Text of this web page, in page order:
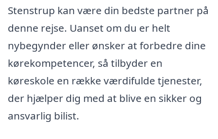
Stenstrup kan være din bedste partner på
denne rejse. Uanset om du er helt
nybegynder eller ønsker at forbedre dine
kørekompetencer, så tilbyder en
køreskole en række værdifulde tjenester,
der hjælper dig med at blive en sikker og
ansvarlig bilist.